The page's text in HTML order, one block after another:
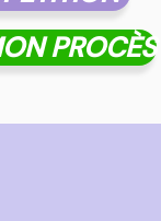
PROCÈS